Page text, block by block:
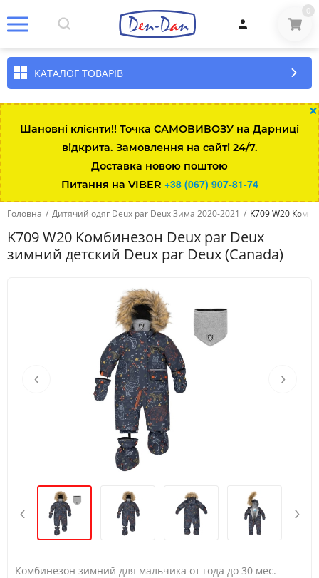
0
КАТАЛОГ ТОВАРІВ
×
Шановні клієнти!! Точка САМОВИВОЗУ на Дарниці
відкрита. Замовлення на сайті 24/7.
Доставка новою поштою
Питання на VIBER +38 (067) 907-81-74
Головна / Дитячий одяг Deux par Deux Зима 2020-2021 / K709 W20
K709 W20 Комбинезон Deux par Deux
зимний детский Deux par Deux (Canada)
‹ ›
‹ ›
Комбинезон зимний для мальчика от года до 30 мес.